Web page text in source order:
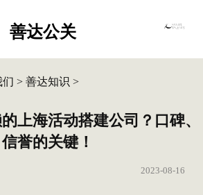
善达公关
们 > 善达知识 >
上海活动搭建公司？口碑、
信誉的关键！
2023-08-16